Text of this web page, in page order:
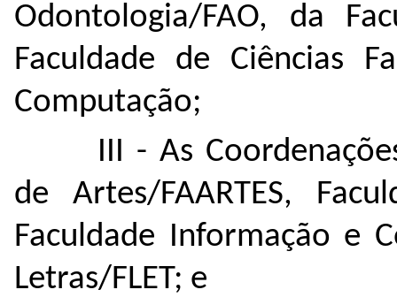
Odontologia/FAO, da
Faculdade de Ciências
Computação;
III - As
de Artes/FAARTES,
Faculdade Informação e
Letras/FLET; e